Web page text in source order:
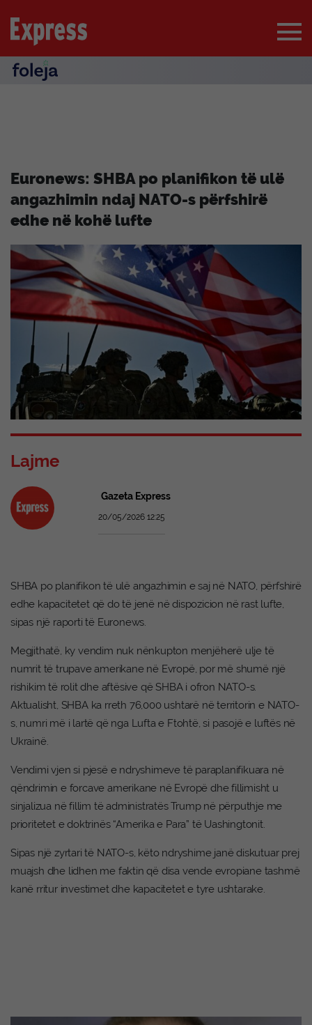
Euronews: SHBA po planifikon të ulë
angazhimin ndaj NATO-s përfshirë
edhe në kohë lufte
Lajme
Gazeta Express
20/05/2026 12:25
SHBA po planifikon të ulë angazhimin e saj në NATO, përfshirë
edhe kapacitetet që do të jenë në dispozicion në rast lufte,
sipas një raporti të Euronews.
Megjithatë, ky vendim nuk nënkupton menjëherë ulje të
numrit të trupave amerikane në Evropë, por më shumë një
rishikim të rolit dhe aftësive që SHBA i ofron NATO-s.
Aktualisht, SHBA ka rreth 76,000 ushtarë në territorin e NATO-
s, numri më i lartë që nga Lufta e Ftohtë, si pasojë e luftës në
Ukrainë.
Vendimi vjen si pjesë e ndryshimeve të paraplanifikuara në
qëndrimin e forcave amerikane në Evropë dhe fillimisht u
sinjalizua në fillim të administratës Trump në përputhje me
prioritetet e doktrinës “Amerika e Para” të Uashingtonit.
Sipas një zyrtari të NATO-s, këto ndryshime janë diskutuar prej
muajsh dhe lidhen me faktin që disa vende evropiane tashmë
kanë rritur investimet dhe kapacitetet e tyre ushtarake.